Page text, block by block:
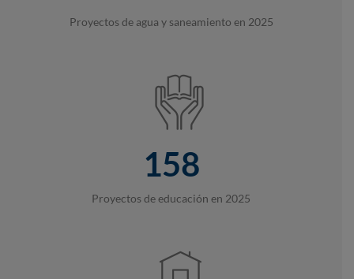
Proyectos de agua y saneamiento en 2025
158
Proyectos de educación en 2025